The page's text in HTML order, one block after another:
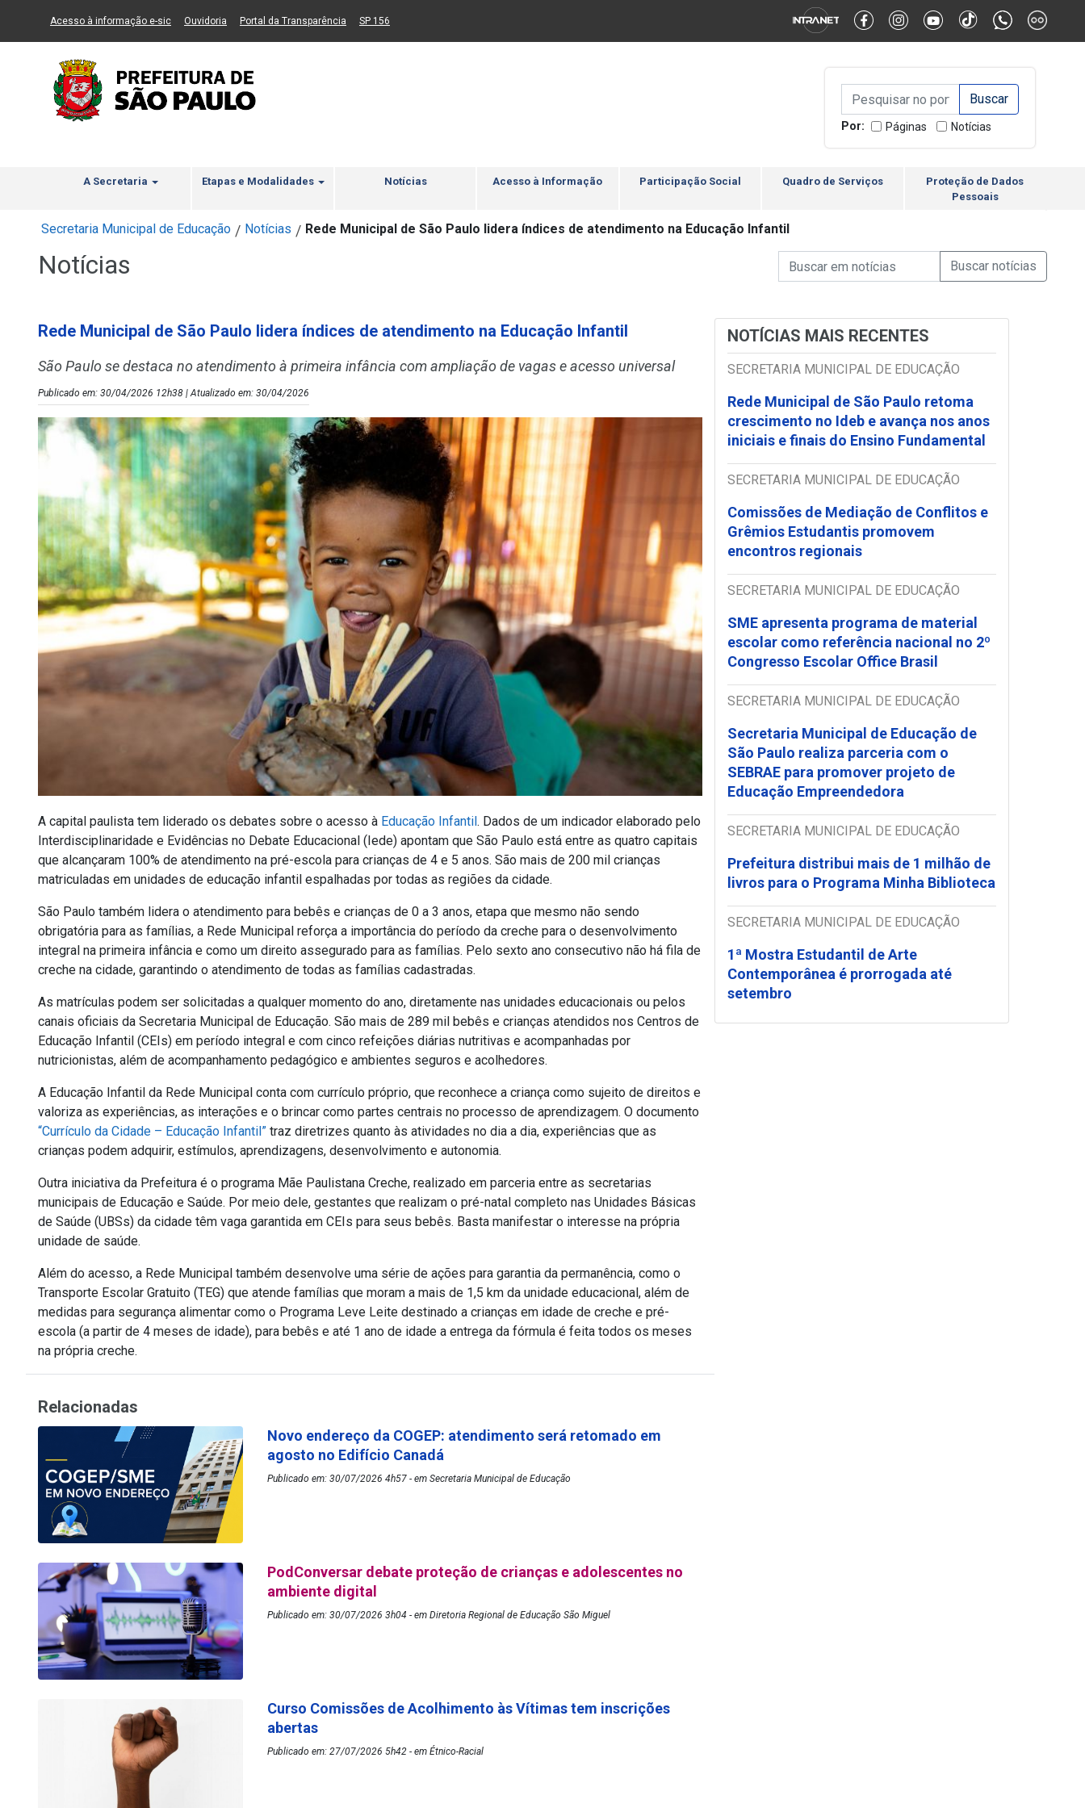
Ir ao Conteúdo Ir para menu principal 2 Ir para busca Ir para rodapé Alternar Alto Contraste Alternar Tamanho da Fonte
Acesso à informação e-sic(Link para um novo sítio)
Ouvidoria (Link para um novo sítio)
Portal da Transparência (Link para um novo sítio)
SP 156
Campo de Busca de
Campo de Busca de informaçõesEnviar a Busca
Por: Páginas Notícias
A Secretaria Etapas e Modalidades Notícias Acesso à Informação Participação Social Quadro de Serviços
Proteção de Dados
Pessoais
Secretaria Municipal de Educação / Notícias / Rede Municipal de São Paulo lidera índices de atendimento na Educação Infantil
Notícias Campo de Busca de Notícias
Campo de Busca de informaçõesEnviar a Busca de
Rede Municipal de São Paulo lidera índices de atendimento na Educação Infantil
São Paulo se destaca no atendimento à primeira infância com ampliação de vagas e acesso universal
Publicado em: 30/04/2026 12h38 | Atualizado em: 30/04/2026
A capital paulista tem liderado os debates sobre o acesso à Educação Infantil. Dados de um indicador elaborado pelo
Interdisciplinaridade e Evidências no Debate Educacional (Iede) apontam que São Paulo está entre as quatro capitais
que alcançaram 100% de atendimento na pré-escola para crianças de 4 e 5 anos. São mais de 200 mil crianças
matriculadas em unidades de educação infantil espalhadas por todas as regiões da cidade.
São Paulo também lidera o atendimento para bebês e crianças de 0 a 3 anos, etapa que mesmo não sendo
obrigatória para as famílias, a Rede Municipal reforça a importância do período da creche para o desenvolvimento
integral na primeira infância e como um direito assegurado para as famílias. Pelo sexto ano consecutivo não há fila de
creche na cidade, garantindo o atendimento de todas as famílias cadastradas.
As matrículas podem ser solicitadas a qualquer momento do ano, diretamente nas unidades educacionais ou pelos
canais oficiais da Secretaria Municipal de Educação. São mais de 289 mil bebês e crianças atendidos nos Centros de
Educação Infantil (CEIs) em período integral e com cinco refeições diárias nutritivas e acompanhadas por
nutricionistas, além de acompanhamento pedagógico e ambientes seguros e acolhedores.
A Educação Infantil da Rede Municipal conta com currículo próprio, que reconhece a criança como sujeito de direitos e
valoriza as experiências, as interações e o brincar como partes centrais no processo de aprendizagem. O documento
“Currículo da Cidade – Educação Infantil” traz diretrizes quanto às atividades no dia a dia, experiências que as
crianças podem adquirir, estímulos, aprendizagens, desenvolvimento e autonomia.
Outra iniciativa da Prefeitura é o programa Mãe Paulistana Creche, realizado em parceria entre as secretarias
municipais de Educação e Saúde. Por meio dele, gestantes que realizam o pré-natal completo nas Unidades Básicas
de Saúde (UBSs) da cidade têm vaga garantida em CEIs para seus bebês. Basta manifestar o interesse na própria
unidade de saúde.
Além do acesso, a Rede Municipal também desenvolve uma série de ações para garantia da permanência, como o
Transporte Escolar Gratuito (TEG) que atende famílias que moram a mais de 1,5 km da unidade educacional, além de
medidas para segurança alimentar como o Programa Leve Leite destinado a crianças em idade de creche e pré-
escola (a partir de 4 meses de idade), para bebês e até 1 ano de idade a entrega da fórmula é feita todos os meses
na própria creche.
NOTÍCIAS MAIS RECENTES
SECRETARIA MUNICIPAL DE EDUCAÇÃO
Rede Municipal de São Paulo retoma
crescimento no Ideb e avança nos anos
iniciais e finais do Ensino Fundamental
SECRETARIA MUNICIPAL DE EDUCAÇÃO
Comissões de Mediação de Conflitos e
Grêmios Estudantis promovem
encontros regionais
SECRETARIA MUNICIPAL DE EDUCAÇÃO
SME apresenta programa de material
escolar como referência nacional no 2º
Congresso Escolar Office Brasil
SECRETARIA MUNICIPAL DE EDUCAÇÃO
Secretaria Municipal de Educação de
São Paulo realiza parceria com o
SEBRAE para promover projeto de
Educação Empreendedora
SECRETARIA MUNICIPAL DE EDUCAÇÃO
Prefeitura distribui mais de 1 milhão de
livros para o Programa Minha Biblioteca
SECRETARIA MUNICIPAL DE EDUCAÇÃO
1ª Mostra Estudantil de Arte
Contemporânea é prorrogada até
setembro
Relacionadas
Novo endereço da COGEP: atendimento será retomado em
agosto no Edifício Canadá
Publicado em: 30/07/2026 4h57 - em Secretaria Municipal de Educação
PodConversar debate proteção de crianças e adolescentes no
ambiente digital
Publicado em: 30/07/2026 3h04 - em Diretoria Regional de Educação São Miguel
Curso Comissões de Acolhimento às Vítimas tem inscrições
abertas
Publicado em: 27/07/2026 5h42 - em Étnico-Racial